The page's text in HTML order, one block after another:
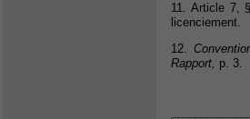
11. Article 7,
licenciement.
12.
Rapport, p. 3.